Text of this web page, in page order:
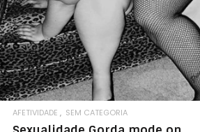
AFETIVIDADE SEM CATEGORIA